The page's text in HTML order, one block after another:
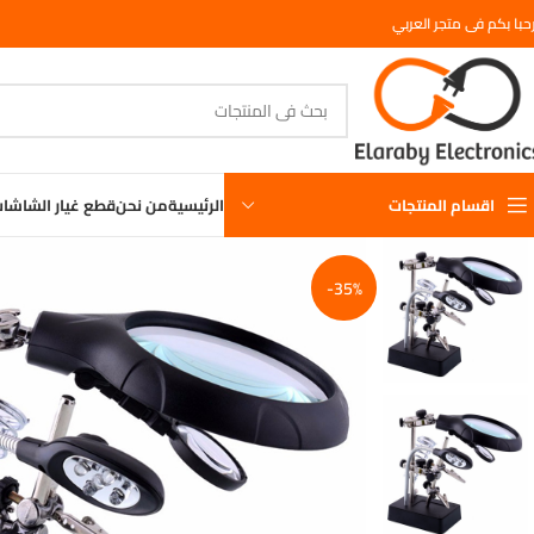
بكم فى متجر العربي
اقسام المنتجات الرئيسيةمن نحنقطع غيار
-35%